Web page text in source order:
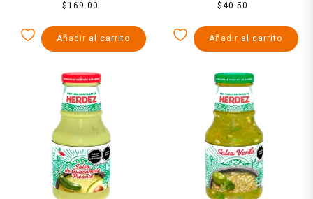
Morena 3000 Grs
$169.00
Añadir al carrito
cacahuate 100 g
$40.50
Añadir al carrito